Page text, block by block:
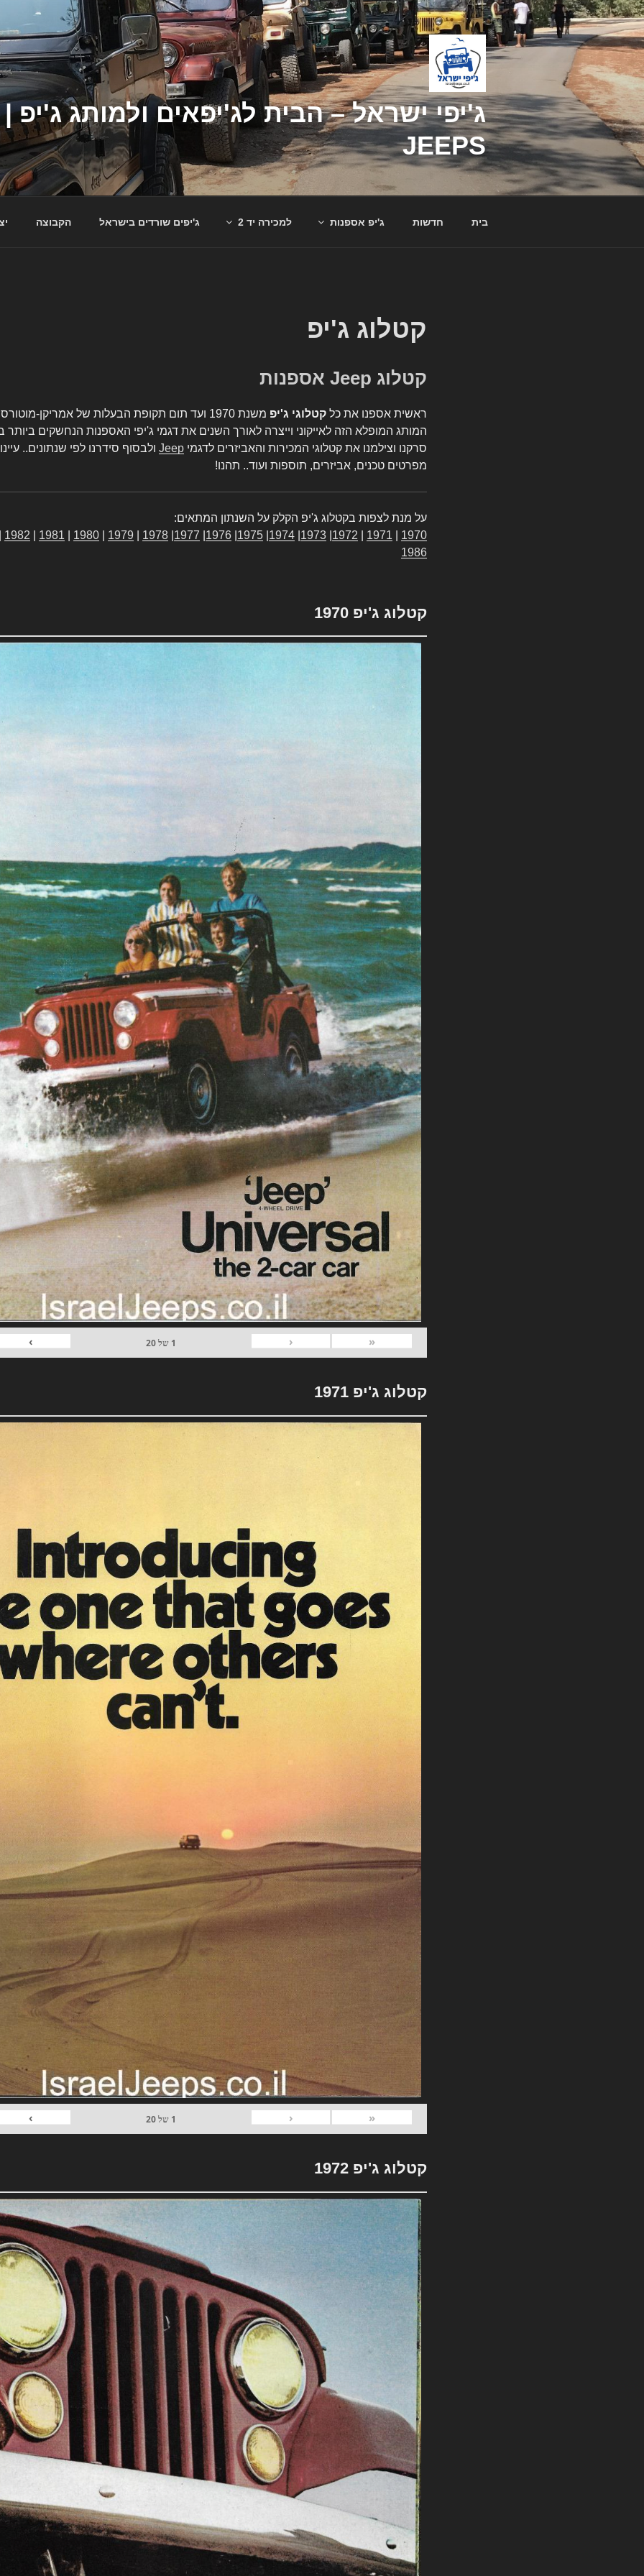
דילוג
לתוכן
JEEPS
בית חדשות ג'יפ אספנות למכירה יד 2 ג'יפים שורדים בישראל הקבוצה
קטלוג ג'יפ
קטלוג Jeep אספנות
ראשית אספנו את כל קטלוגי ג'יפ
משנת 1970 ועד תום תקופת הבעלות של אמריקן-
המותג המופלא הזה לאייקוני וייצרה לאורך השנים את דגמי ג'יפי האספנות הנחשקים
סרקנו וצילמנו את קטלוגי המכירות והאביזרים לדגמי Jeep ולבסוף סידרנו לפי שנתונים..
מפרטים טכנים, אביזרים, תוספות ועוד.. תהנו!
על מנת לצפות בקטלוג ג'יפ הקלק על השנתון המתאים:
1970
1971
1972
1973
1974
1975
1976
1977
1978
1979
1980
1981
1982
1986
קטלוג ג'יפ 1970
«
‹
1 של20
›
קטלוג ג'יפ 1971
«
‹
1 של20
›
קטלוג ג'יפ 1972